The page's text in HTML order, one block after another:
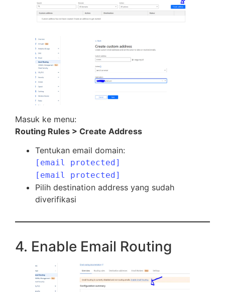
Masuk ke menu:
Routing Rules > Create Address
Tentukan email domain:
[email protected]
[email protected]
Pilih destination address yang sudah
diverifikasi
4. Enable Email Routing